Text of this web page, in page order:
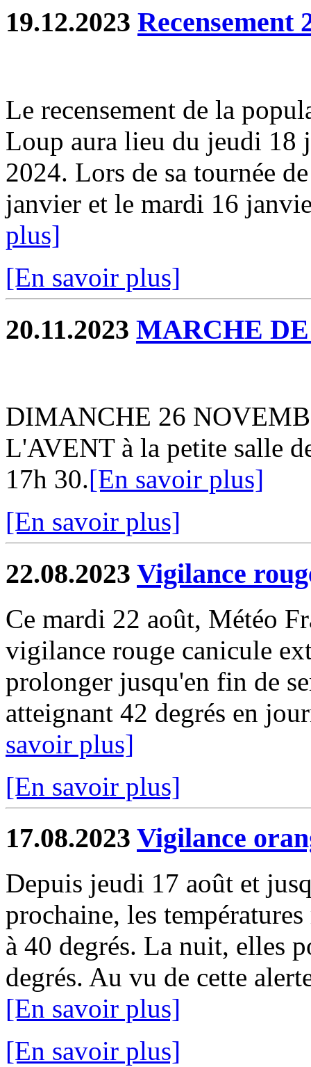
19.12.2023 Recensement
Le recensement de la
Loup aura lieu du jeudi 18
2024. Lors de sa tournée
janvier et le mardi 16
plus]
[En savoir plus]
20.11.2023 MARCHE
DIMANCHE 26
L'AVENT à la petite salle
17h 30.[En savoir plus]
[En savoir plus]
22.08.2023 Vigilance
Ce mardi 22 août, Météo
vigilance rouge canicule
prolonger jusqu'en fin de
atteignant 42 degrés en
savoir plus]
[En savoir plus]
17.08.2023 Vigilance
Depuis jeudi 17 août et
prochaine, les
à 40 degrés. La nuit, elles
degrés. Au vu de cette
[En savoir plus]
[En savoir plus]